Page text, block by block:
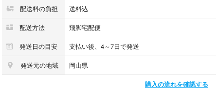
配送料の負担 送料込
配送方法 飛脚宅配便
発送日の目安 支払い後、4～7日で発送
発送元の地域 岡山県
購入の流れを確認する